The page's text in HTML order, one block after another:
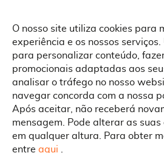
O nosso site utiliza cookies para
experiência e os nossos serviços.
para personalizar conteúdo,
promocionais adaptadas aos
analisar o tráfego no nosso
navegar concorda com a nossa
Após aceitar, não receberá
mensagem. Pode alterar as suas
em qualquer altura. Para obter
entre aqui
Sobre a Suprides
Quem Somos
Informações
Termos e Condições
Condições Gerais de Venda
Serviço Pós-Venda
Contactos
Morada
Rua Gonçalves
Política de Cookies
Ao aceitar a política de cookies da Suprides
que a utilização de cookies possibilita a
apresentação de serviços e ofertas
alterar as suas definições de cookies a